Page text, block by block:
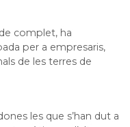
complet, ha
per a empresaris,
de les terres de
les que s’han dut a